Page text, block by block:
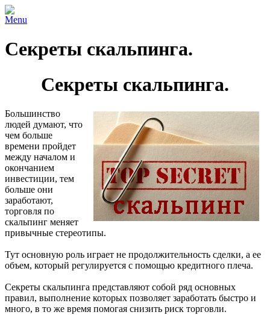
Menu
Секреты скальпинга.
Секреты скальпинга.
Большинство
людей думают, что
чем больше
времени пройдет
между началом и
окончанием
инвестиции, тем
больше они
заработают,
торговля по
скальпинг меняет
привычные стереотипы.
Тут основную роль играет не продолжительность сделки, а ее
объем, который регулируется с помощью кредитного плеча.
Секреты скальпинга представляют собой ряд основных
правил, выполнение которых позволяет заработать быстро и
много, в то же время помогая снизить риск торговли.